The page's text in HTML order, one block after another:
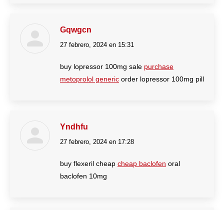
Gqwgcn
dice:
27 febrero, 2024 en 15:31
buy lopressor 100mg sale purchase
metoprolol generic order lopressor 100mg pill
Yndhfu
dice:
27 febrero, 2024 en 17:28
buy flexeril cheap cheap baclofen oral
baclofen 10mg